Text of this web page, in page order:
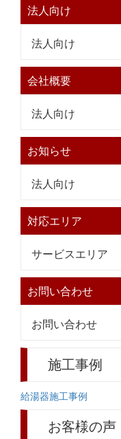
法人向け
法人向け
会社概要
法人向け
お知らせ
法人向け
対応エリア
サービスエリア
お問い合わせ
お問い合わせ
施工事例
給湯器施工事例
お客様の声